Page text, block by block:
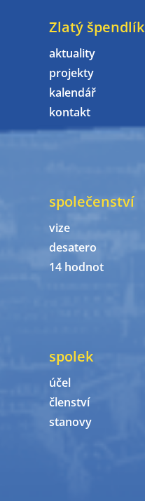
Zlatý špendlík
aktuality
projekty
kalendář
kontakt
společenství
vize
desatero
14 hodnot
spolek
účel
členství
stanovy